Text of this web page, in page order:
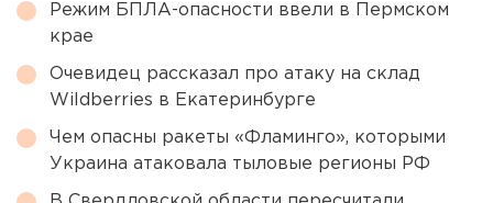
Режим БПЛА-опасности ввели в Пермском
крае
Очевидец рассказал про атаку на склад
Wildberries в Екатеринбурге
Чем опасны ракеты «Фламинго», которыми
Украина атаковала тыловые регионы РФ